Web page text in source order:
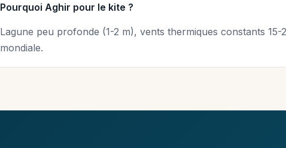
Pourquoi Aghir pour le kite ?
Lagune peu profonde (1-2 m), vents thermiques constants
mondiale.